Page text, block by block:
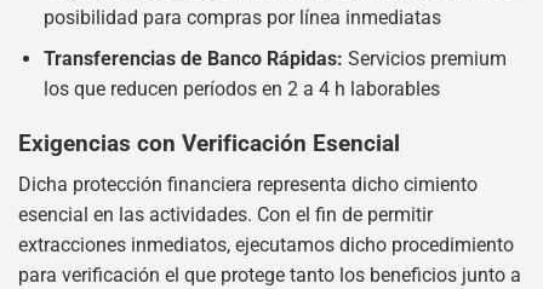
posibilidad para compras por línea inmediatas
Transferencias de Banco Rápidas: Servicios premium
los que reducen períodos en 2 a 4 h laborables
Exigencias con Verificación Esencial
Dicha protección financiera representa dicho cimiento
esencial en las actividades. Con el fin de permitir
extracciones inmediatos, ejecutamos dicho procedimiento
para verificación el que protege tanto los beneficios junto a